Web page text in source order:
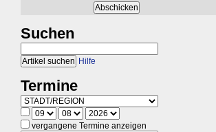
Suchen
Hilfe
Termine
vergangene Termine anzeigen